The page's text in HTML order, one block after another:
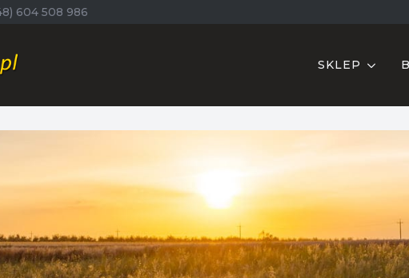
604 508 986
SKLEP